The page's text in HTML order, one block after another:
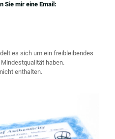
Sie mir eine Email:
es sich um ein freibleibendes
haben.
enthalten.